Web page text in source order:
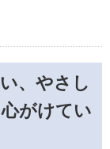
、やさし
がけてい